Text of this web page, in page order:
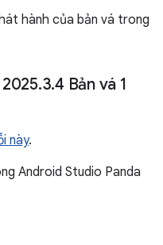
hành của bản vá trong
2025.3.4 Bản vá 1
này.
Android Studio Panda